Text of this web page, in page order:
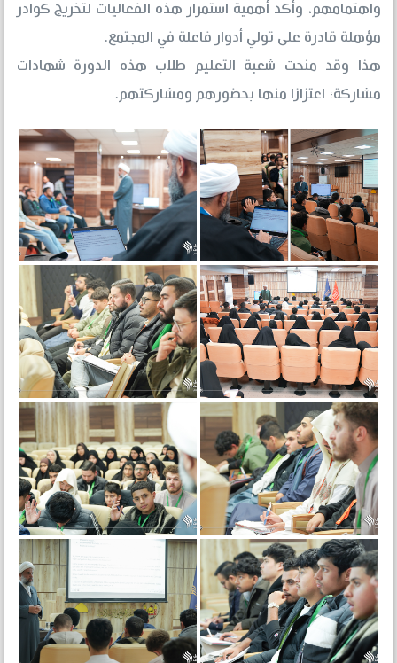
واهتمامهم، وأكد أهمية استمرار هذه الفعاليات لتخريج كوادر
مؤهلة قادرة على تولي أدوار فاعلة في المجتمع.
هذا وقد منحت شعبة التعليم طلاب هذه الدورة شهادات
مشاركة؛ اعتزازا منها بحضورهم ومشاركتهم.